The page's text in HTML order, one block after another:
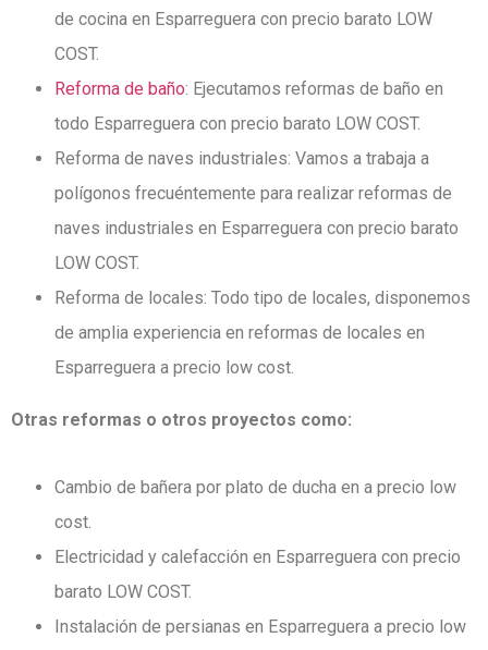
de cocina en Esparreguera con precio barato LOW
COST.
Reforma de baño: Ejecutamos reformas de baño en
todo Esparreguera con precio barato LOW COST.
Reforma de naves industriales: Vamos a trabaja a
polígonos frecuéntemente para realizar reformas de
naves industriales en Esparreguera con precio barato
LOW COST.
Reforma de locales: Todo tipo de locales, disponemos
de amplia experiencia en reformas de locales en
Esparreguera a precio low cost.
Otras reformas o otros proyectos como:
Cambio de bañera por plato de ducha en a precio low
cost.
Electricidad y calefacción en Esparreguera con precio
barato LOW COST.
Instalación de persianas en Esparreguera a precio low